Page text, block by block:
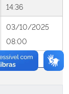
14:36
03/10/2025
08:00